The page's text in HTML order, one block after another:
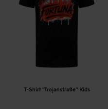
T-Shirt "Trojanstraße" Kids